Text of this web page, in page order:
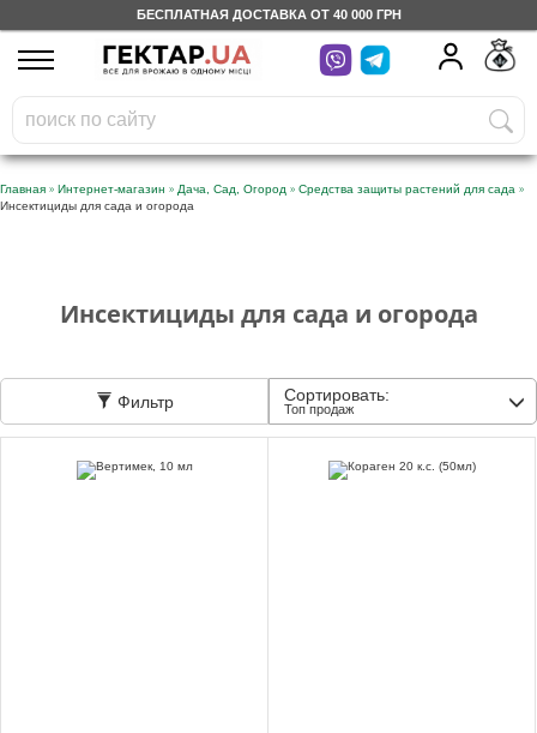
БЕСПЛАТНАЯ ДОСТАВКА ОТ 40 000 ГРН
UA
На вашем
бонусном счете
грн
Бесплатно по Украине
Доставка
Главная » Интернет-магазин » Дача, Сад, Огород » Средства защиты растений для сада »
Инсектициды для сада и огорода
Инсектициды для сада и огорода
Фильтр Сортировать:
Топ продаж